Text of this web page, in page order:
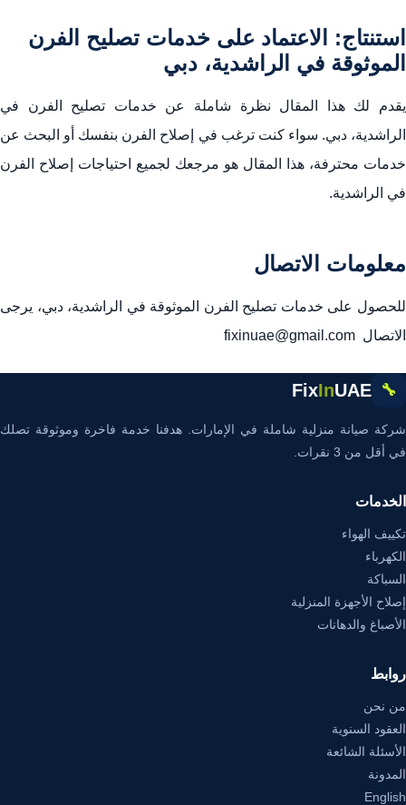
استنتاج: الاعتماد على خدمات تصليح الفرن
الموثوقة في الراشدية، دبي
يقدم لك هذا المقال نظرة شاملة عن خدمات تصليح الفرن في
الراشدية، دبي. سواء كنت ترغب في إصلاح الفرن بنفسك أو البحث عن
خدمات محترفة، هذا المقال هو مرجعك لجميع احتياجات إصلاح الفرن
في الراشدية.
معلومات الاتصال
للحصول على خدمات تصليح الفرن الموثوقة في الراشدية، دبي، يرجى
الاتصال fixinuae@gmail.com
🔧
FixInUAE
شركة صيانة منزلية شاملة في الإمارات. هدفنا خدمة فاخرة وموثوقة تصلك
في أقل من 3 نقرات.
الخدمات
تكييف الهواء
الكهرباء
السباكة
إصلاح الأجهزة المنزلية
الأصباغ والدهانات
روابط
من نحن
العقود السنوية
الأسئلة الشائعة
المدونة
English